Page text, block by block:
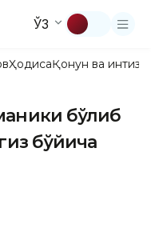
ЎЗ
ҲодисаҚонун ва
бўлиб
бўйича